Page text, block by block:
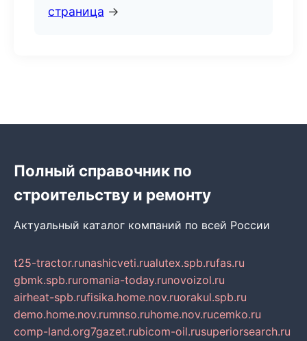
страница →
Полный справочник по
строительству и ремонту
Актуальный каталог компаний по всей России
t25-tractor.runashicveti.rualutex.spb.rufas.ru
gbmk.spb.ruromania-today.runovoizol.ru
airheat-spb.rufisika.home.nov.ruorakul.spb.ru
demo.home.nov.rumnso.ruhome.nov.rucemko.ru
comp-land.org7gazet.rubicom-oil.rusuperiorsearch.ru